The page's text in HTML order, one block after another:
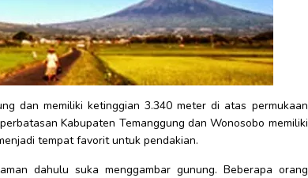
dan memiliki ketinggian 3.340 meter di atas permukaan
Kabupaten Temanggung dan Wonosobo memiliki
tempat favorit untuk pendakian.
dahulu suka menggambar gunung. Beberapa orang